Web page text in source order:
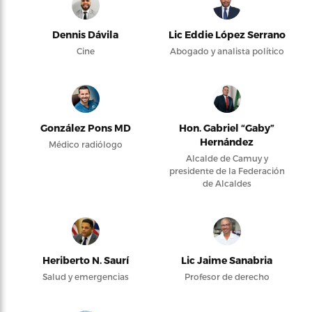
Dennis Dávila
Cine
Lic Eddie López Serrano
Abogado y analista político
González Pons MD
Médico radiólogo
Hon. Gabriel “Gaby”
Hernández
Alcalde de Camuy y
presidente de la Federación
de Alcaldes
Heriberto N. Saurí
Salud y emergencias
Lic Jaime Sanabria
Profesor de derecho